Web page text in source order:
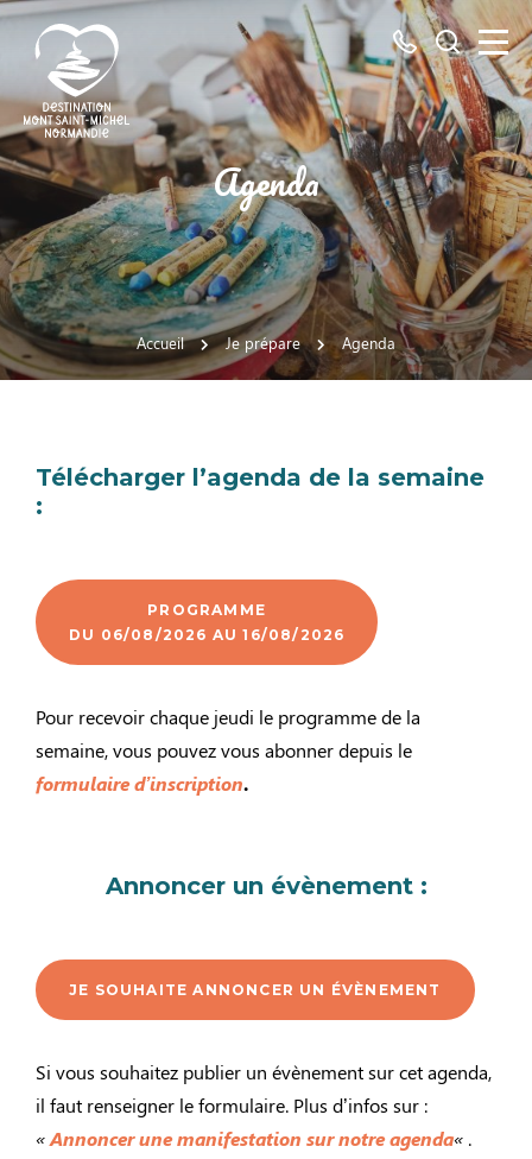
Destination
Mont
Saint-
Michel
Normandie
Tous
les
numéros
ici
Je
Agenda
Accueil Je prépare Agenda
Télécharger l’agenda de la semaine
:
PROGRAMME
DU 06/08/2026 AU 16/08/2026
Pour recevoir chaque jeudi le programme de la
semaine, vous pouvez vous abonner depuis le
formulaire d’inscription.
Annoncer un évènement :
JE SOUHAITE ANNONCER UN ÉVÈNEMENT
Si vous souhaitez publier un évènement sur cet agenda,
il faut renseigner le formulaire. Plus d’infos sur :
«Annoncer une manifestation sur notre agenda« .